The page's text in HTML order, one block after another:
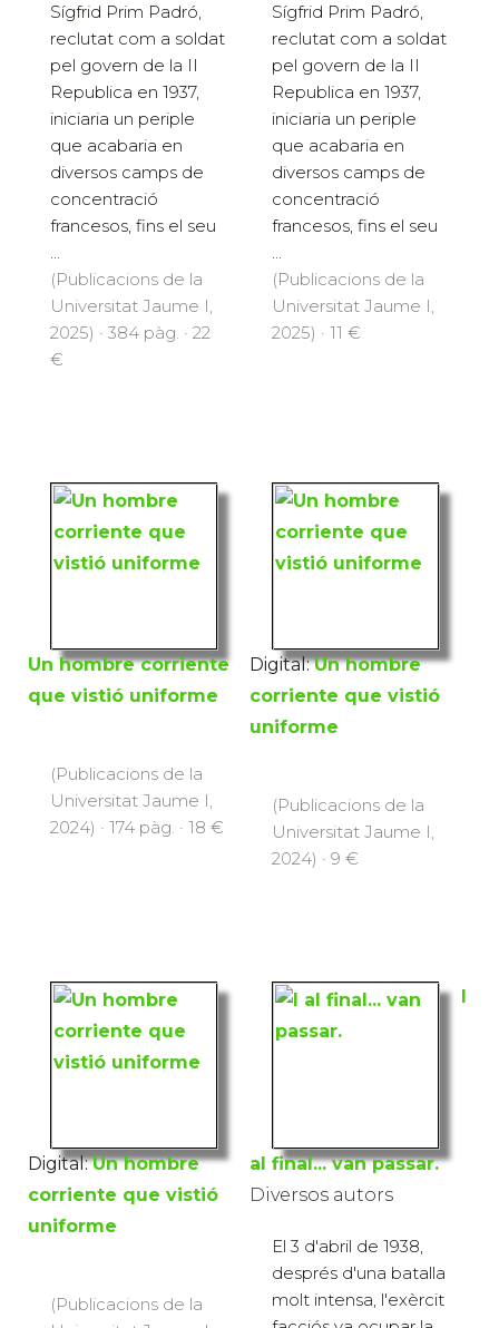
Sígfrid Prim Padró,
reclutat com a soldat
pel govern de la II
Republica en 1937,
iniciaria un periple
que acabaria en
diversos camps de
concentració
francesos, fins el seu
...
(Publicacions de la
Universitat Jaume I,
2025) · 384 pàg. · 22
€
Sígfrid Prim Padró,
reclutat com a soldat
pel govern de la II
Republica en 1937,
iniciaria un periple
que acabaria en
diversos camps de
concentració
francesos, fins el seu
...
(Publicacions de la
Universitat Jaume I,
2025) · 11 €
Un hombre corriente
que vistió uniforme
(Publicacions de la
Universitat Jaume I,
2024) · 174 pàg. · 18 €
Digital: Un hombre
corriente que vistió
uniforme
(Publicacions de la
Universitat Jaume I,
2024) · 9 €
Digital: Un hombre
corriente que vistió
uniforme
(Publicacions de la
I
al final... van passar.
Diversos autors
El 3 d'abril de 1938,
després d'una batalla
molt intensa, l'exèrcit